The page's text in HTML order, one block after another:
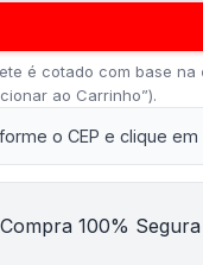
é cotado com base na
ao Carrinho”).
o CEP e clique
Compra 100% Segura